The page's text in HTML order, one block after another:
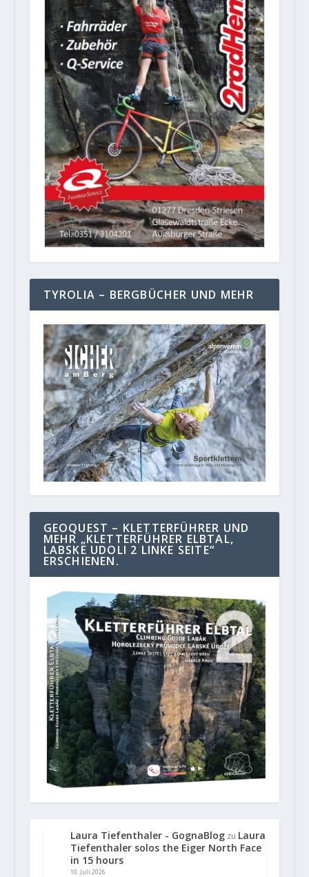
TYROLIA – BERGBÜCHER UND MEHR
GEOQUEST – KLETTERFÜHRER UND
MEHR „KLETTERFÜHRER ELBTAL,
LABSKE UDOLI 2 LINKE SEITE“
ERSCHIENEN.
Laura Tiefenthaler - GognaBlogzu Laura
Tiefenthaler solos the Eiger North Face
in 15 hours
10. Juli 2026